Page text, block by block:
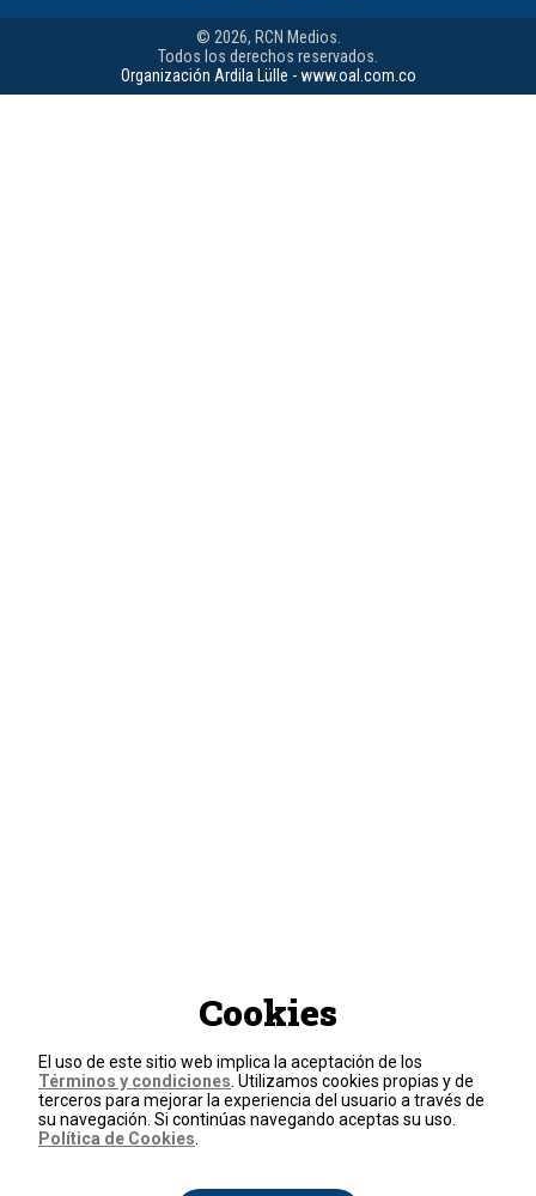
© 2026, RCN Medios.
Todos los derechos reservados.
Organización Ardila Lülle - www.oal.com.co
Cookies
El uso de este sitio web implica la aceptación de los
Términos y condiciones . Utilizamos cookies propias y de
terceros para mejorar la experiencia del usuario a través de
su navegación. Si continúas navegando aceptas su uso.
Política de Cookies